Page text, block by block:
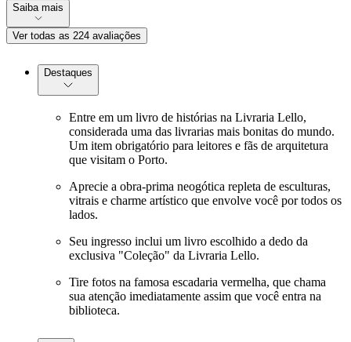
Saiba mais
Ver todas as 224 avaliações
Destaques
Entre em um livro de histórias na Livraria Lello,
considerada uma das livrarias mais bonitas do mundo.
Um item obrigatório para leitores e fãs de arquitetura
que visitam o Porto.
Aprecie a obra-prima neogótica repleta de esculturas,
vitrais e charme artístico que envolve você por todos os
lados.
Seu ingresso inclui um livro escolhido a dedo da
exclusiva "Coleção" da Livraria Lello.
Tire fotos na famosa escadaria vermelha, que chama
sua atenção imediatamente assim que você entra na
biblioteca.